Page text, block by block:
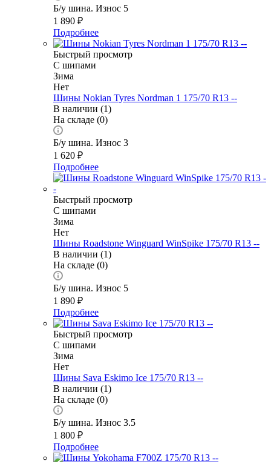
Б/у шина. Износ 5
1 890 ₽
Подробнее
Быстрый просмотр
С шипами
Зима
Нет
Шины Nokian Tyres Nordman 1 175/70 R13 --
В наличии (1)
На складе (0)
Б/у шина. Износ 3
1 620 ₽
Подробнее
Быстрый просмотр
С шипами
Зима
Нет
Шины Roadstone Winguard WinSpike 175/70 R13 --
В наличии (1)
На складе (0)
Б/у шина. Износ 5
1 890 ₽
Подробнее
Быстрый просмотр
С шипами
Зима
Нет
Шины Sava Eskimo Ice 175/70 R13 --
В наличии (1)
На складе (0)
Б/у шина. Износ 3.5
1 800 ₽
Подробнее